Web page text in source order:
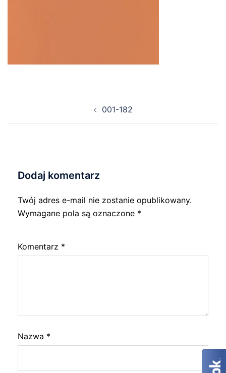
001-182
Dodaj komentarz
Twój adres e-mail nie zostanie opublikowany.
Wymagane pola są oznaczone *
Komentarz *
Nazwa *